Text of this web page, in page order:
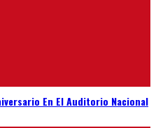
En El Auditorio Nacional